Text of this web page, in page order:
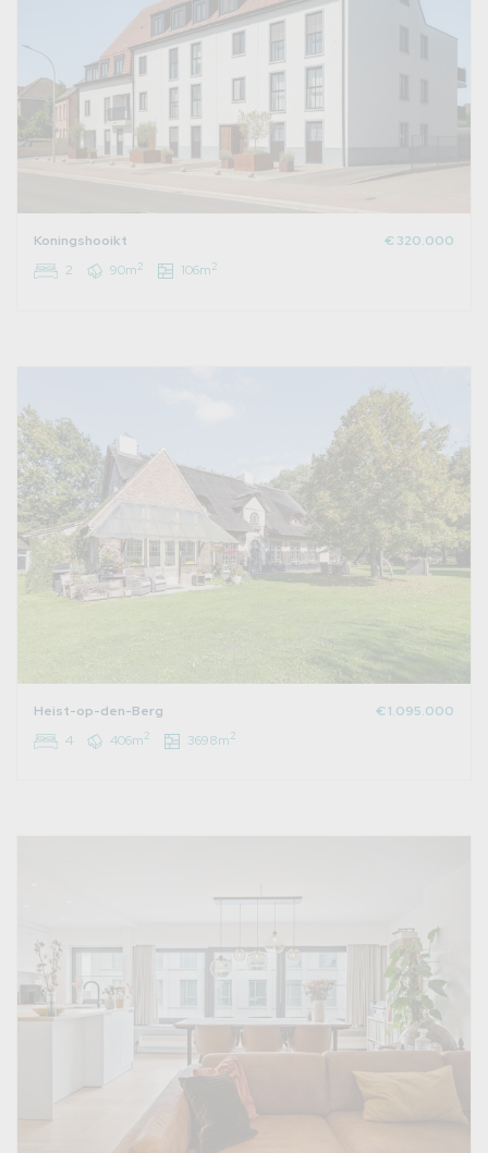
Koningshooikt
€ 320.000
2
90m2 106m2
Heist-op-den-Berg
€ 1.095.000
4
406m2 3698m2